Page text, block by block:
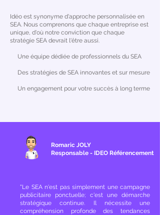
Idéo est synonyme d'approche personnalisée en
SEA. Nous comprenons que chaque entreprise est
unique, d'où notre conviction que chaque
stratégie SEA devrait l'être aussi.
Une équipe dédiée de professionnels du SEA
Des stratégies de SEA innovantes et sur mesure
Un engagement pour votre succès à long terme
"Le SEA n'est pas simplement une campagne
publicitaire ponctuelle; c'est une démarche
stratégique continue. Il nécessite une
compréhension profonde des tendances
Romaric JOLY
Responsable - IDEO Référencement